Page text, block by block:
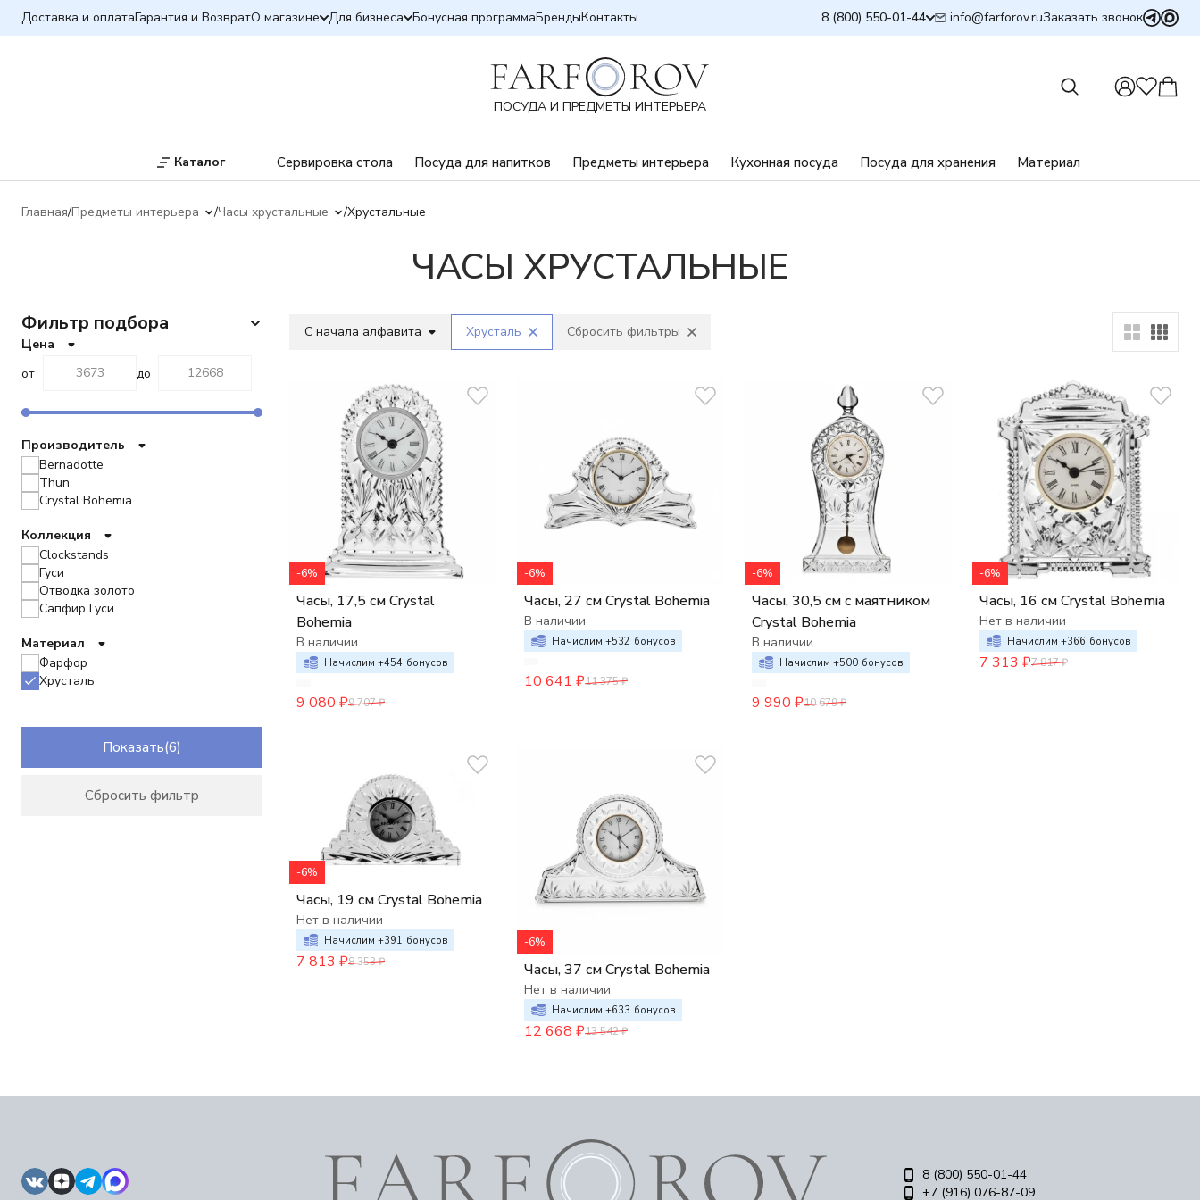
Доставка и оплатаГарантия и ВозвратО магазине Для бизнеса Бонусная программаБрендыКонтакты 8 (800) 550-01-44 info@farforov.ruЗаказать звонок
ПОСУДА И ПРЕДМЕТЫ ИНТЕРЬЕРА
Каталог Сервировка стола Посуда для напитков Предметы интерьера Кухонная посуда Посуда для хранения Материал
Главная Предметы интерьера Часы хрустальные Хрустальные
ЧАСЫ ХРУСТАЛЬНЫЕ
C начала алфавита Хрусталь Сбросить фильтры
-6%
Часы, 17,5 см Crystal
Bohemia
В наличии
Начислим +454 бонусов
9 080 ₽9 707₽
-6%
Часы, 27 см Crystal Bohemia
В наличии
Начислим +532 бонусов
10 641 ₽11 375₽
-6%
Часы, 30,5 см с маятником
Crystal Bohemia
В наличии
Начислим +500 бонусов
9 990 ₽10 679₽
-6%
Часы, 16 см Crystal Bohemia
Нет в наличии
Начислим +366 бонусов
7 313 ₽7 817₽
-6%
Часы, 19 см Crystal Bohemia
Нет в наличии
Начислим +391 бонусов
7 813 ₽8 353₽
-6%
Часы, 37 см Crystal Bohemia
Нет в наличии
Начислим +633 бонусов
12 668 ₽13 542₽
Фильтр подбора
Цена
от
до
Производитель
Bernadotte
Thun
Crystal Bohemia
Коллекция
Clockstands
Гуси
Отводка золото
Сапфир Гуси
Материал
Фарфор
Хрусталь
Показать
Сбросить фильтр
8 (800) 550-01-44
+7 (916) 076-87-09